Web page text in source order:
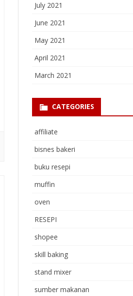
July 2021
June 2021
May 2021
April 2021
March 2021
CATEGORIES
affiliate
bisnes bakeri
buku resepi
muffin
oven
RESEPI
shopee
skill baking
stand mixer
sumber makanan